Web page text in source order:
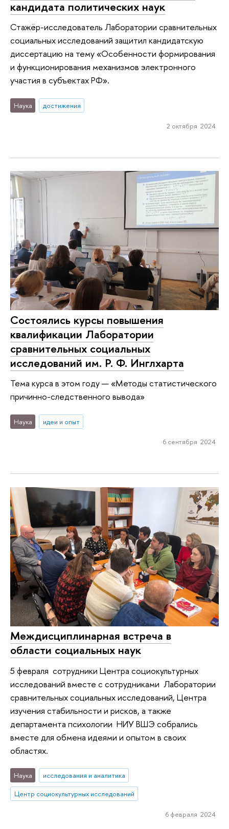
кандидата политических наук
Стажёр-исследователь Лаборатории сравнительных
социальных исследований защитил кандидатскую
диссертацию на тему «Особенности формирования
и функционирования механизмов электронного
участия в субъектах РФ».
Наука достижения
2 октября 2024
Состоялись курсы повышения
квалификации Лаборатории
сравнительных социальных
исследований им. Р. Ф. Инглхарта
Тема курса в этом году — «Методы статистического
причинно-следственного вывода»
Наука идеи и опыт
6 сентября 2024
Междисциплинарная встреча в
области социальных наук
5 февраля сотрудники Центра социокультурных
исследований вместе с сотрудниками Лаборатории
сравнительных социальных исследований, Центра
изучения стабильности и рисков, а также
департамента психологии НИУ ВШЭ собрались
вместе для обмена идеями и опытом в своих
областях.
Наука
исследования и аналитика
Центр социокультурных исследований
6 февраля 2024